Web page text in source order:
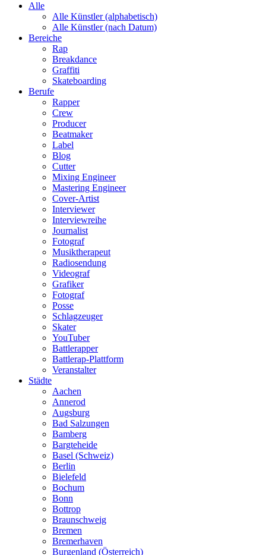
Alle
Alle Künstler (alphabetisch)
Alle Künstler (nach Datum)
Bereiche
Rap
Breakdance
Graffiti
Skateboarding
Berufe
Rapper
Crew
Producer
Beatmaker
Label
Blog
Cutter
Mixing Engineer
Mastering Engineer
Cover-Artist
Interviewer
Interviewreihe
Journalist
Fotograf
Musiktherapeut
Radiosendung
Videograf
Grafiker
Fotograf
Posse
Schlagzeuger
Skater
YouTuber
Battlerapper
Battlerap-Plattform
Veranstalter
Städte
Aachen
Annerod
Augsburg
Bad Salzungen
Bamberg
Bargteheide
Basel (Schweiz)
Berlin
Bielefeld
Bochum
Bonn
Bottrop
Braunschweig
Bremen
Bremerhaven
Burgenland (Österreich)